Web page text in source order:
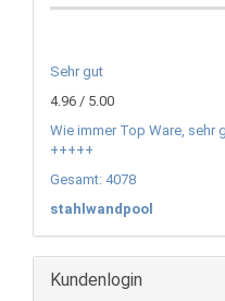
Sehr gut
4.96 / 5.00
Wie immer Top Ware, sehr
+++++
Gesamt: 4078
stahlwandpool
Kundenlogin